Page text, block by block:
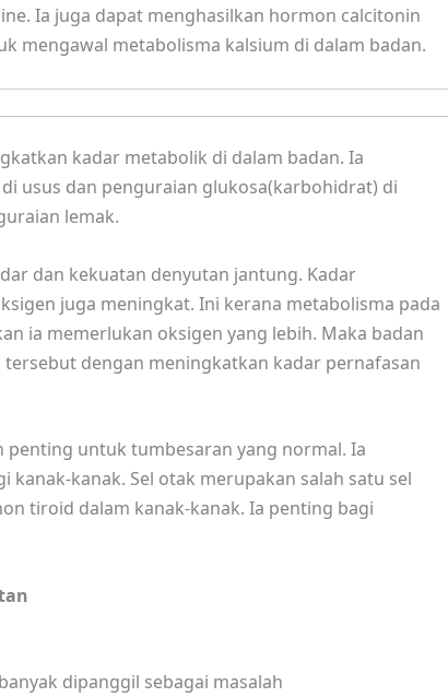
Ia juga dapat menghasilkan hormon calcitonin
mengawal metabolisma kalsium di dalam badan.
kadar metabolik di dalam badan. Ia
usus dan penguraian glukosa(karbohidrat) di
lemak.
dan kekuatan denyutan jantung. Kadar
juga meningkat. Ini kerana metabolisma pada
ia memerlukan oksigen yang lebih. Maka badan
dengan meningkatkan kadar pernafasan
penting untuk tumbesaran yang normal. Ia
kanak. Sel otak merupakan salah satu sel
tiroid dalam kanak-kanak. Ia penting bagi
dipanggil sebagai masalah